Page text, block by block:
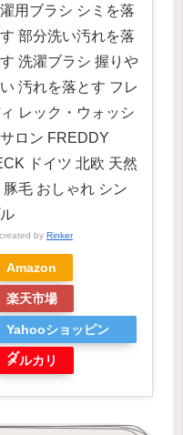
用ブラシ シミを落
部分洗い汚れを落
洗濯ブラシ 握りや
汚れを落とす フレ
レック・ウォッシ
サロン FREDDY
ドイツ 北欧 天然
豚毛 おしゃれ シン
created by Rinker
Amazon
楽天市場
Yahooショッピン
グ
メルカリ